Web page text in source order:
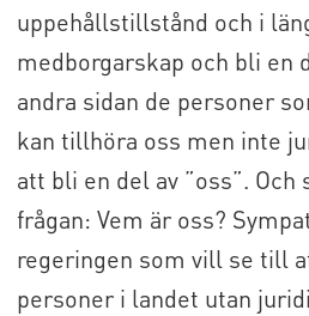
uppehållstillstånd och i
medborgarskap och bli en
andra sidan de personer
kan tillhöra oss men inte
att bli en del av ”oss”.
frågan: Vem är oss?
regeringen som vill se till
personer i landet utan